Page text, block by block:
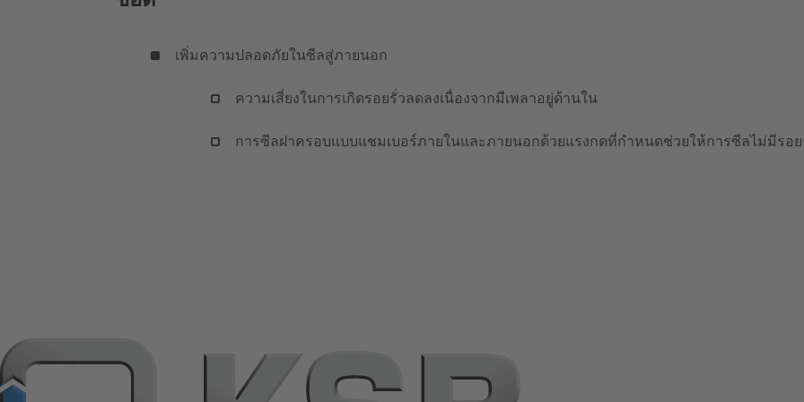
เพิ่มความปลอดภัยในซีลสู่ภายนอก
ความเสี่ยงในการเกิดรอยรั่วลดลงเนื่องจากมีเพลาอยู่ด้านใน
การซีลฝาครอบแบบแชมเบอร์ภายในและภายนอกด้วยแรงกดที่กำหนดช่วยให้การซีลไม่มีรอย